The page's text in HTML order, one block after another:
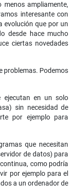
ampliamente,
interesante con
evolución que por un
desde hace mucho
ciertas novedades
problemas. Podemos
ejecutan en un solo
sin necesidad de
por ejemplo para
que necesitan
de datos) para
como podría
por ejemplo para el
a un ordenador de